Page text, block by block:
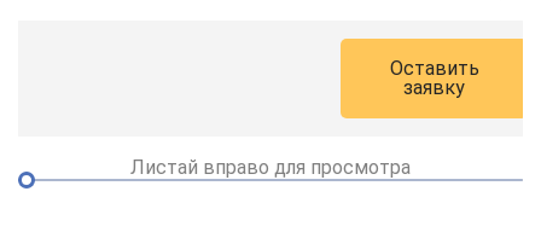
Оставить
заявку
Листай вправо для просмотра